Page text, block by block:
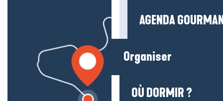
AGENDA
Organiser
OÙ DORMIR ?